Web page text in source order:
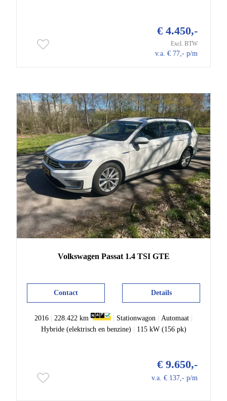
€ 4.450,-
Excl. BTW
v.a. € 77,- p/m
Volkswagen Passat 1.4 TSI GTE
Details
Contact
2016 228.422 km Stationwagon Automaat
Hybride (elektrisch en benzine)
115 kW (156 pk)
€ 9.650,-
v.a. € 137,- p/m